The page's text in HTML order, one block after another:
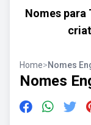
Nomes para
Home>Nomes
Nomes